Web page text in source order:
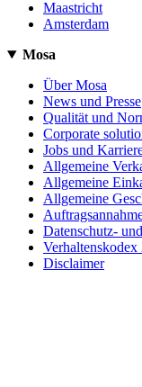
Maastricht
Amsterdam
Mosa
Über Mosa
News und Presse
Qualität und
Corporate
Jobs und
Allgemeine
Allgemeine
Allgemeine
Datenschutz-
Verhaltenskodex
Disclaimer